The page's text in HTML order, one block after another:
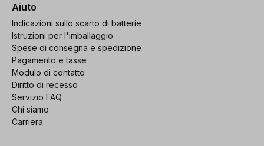
Aiuto
Indicazioni sullo scarto di batterie
Istruzioni per l'imballaggio
Spese di consegna e spedizione
Pagamento e tasse
Modulo di contatto
Diritto di recesso
Servizio FAQ
Chi siamo
Carriera